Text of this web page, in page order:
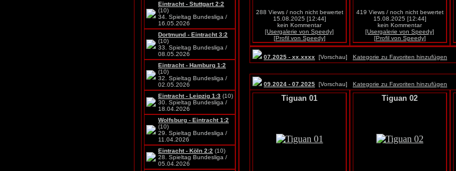
Eintracht - Stuttgart 2:2
(10)
34. Spieltag Bundesliga /
16.05.2026
Dortmund - Eintracht 3:2
(10)
33. Spieltag Bundesliga /
08.05.2026
Eintracht - Hamburg 1:2
(10)
32. Spieltag Bundesliga /
02.05.2026
Eintracht - Leipzig 1:3 (10)
30. Spieltag Bundesliga /
18.04.2026
Wolfsburg - Eintracht 1:2
(10)
29. Spieltag Bundesliga /
11.04.2026
Eintracht - Köln 2:2 (10)
28. Spieltag Bundesliga /
05.04.2026
288 Views / noch nicht bewertet
15.08.2025 [12:44]
kein Kommentar
[Usergalerie von Speedy]
[Profil von Speedy]
419 Views / noch nicht bewertet
15.08.2025 [12:44]
kein Kommentar
[Usergalerie von Speedy]
[Profil von Speedy]
07.2025 - xx.xxxx [Vorschau] Kategorie zu Favoriten hinzufügen
09.2024 - 07.2025 [Vorschau] Kategorie zu Favoriten hinzufügen
Tiguan 01 Tiguan 02